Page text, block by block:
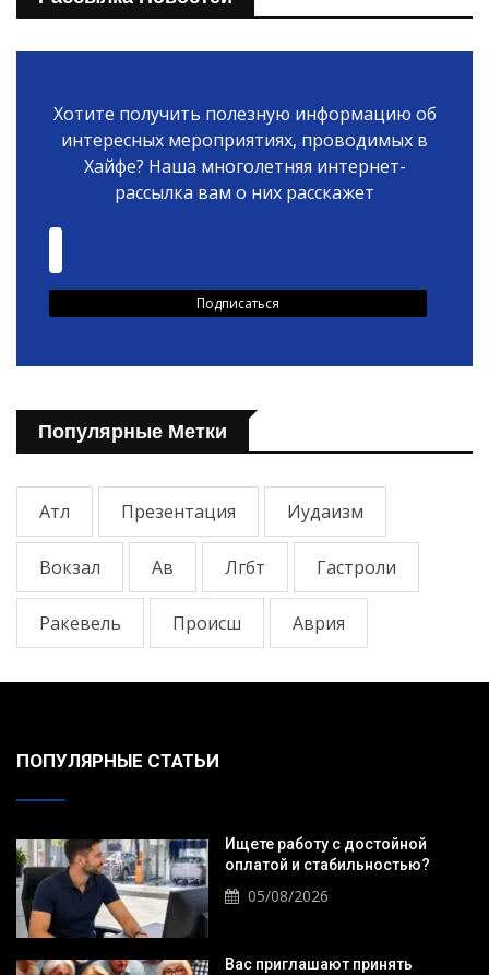
Хотите получить полезную информацию об
интересных мероприятиях, проводимых в
Хайфе? Наша многолетняя интернет-
рассылка вам о них расскажет
Популярные Метки
Атл Презентация Иудаизм
Вокзал Ав Лгбт Гастроли
Ракевель Происш Аврия
ПОПУЛЯРНЫЕ СТАТЬИ
Ищете работу с достойной
оплатой и стабильностью?
05/08/2026
Вас приглашают принять